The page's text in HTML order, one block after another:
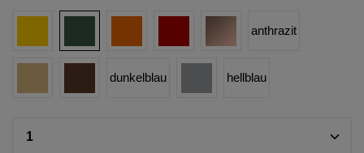
anthrazit
dunkelblau hellblau